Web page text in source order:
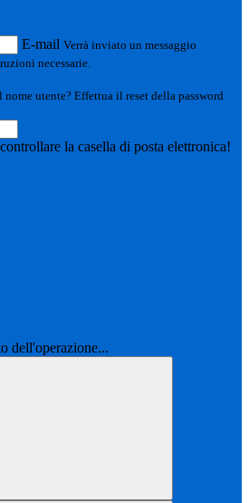
E-mail Verrà inviato un messaggio
necessarie.
utente? Effettua il reset della password
la casella di posta elettronica!
dell'operazione...